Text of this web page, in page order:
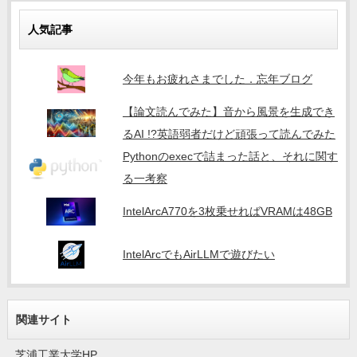
人気記事
今年もお疲れさまでした．忘年ブログ
【論文読んでみた】音から風景を生成でき
るAI !?英語弱者だけど頑張って読んでみた
Pythonのexecで詰まった話と、それに関す
る一考察
IntelArcA770を3枚乗せればVRAMは48GB
IntelArcでもAirLLMで遊びたい
関連サイト